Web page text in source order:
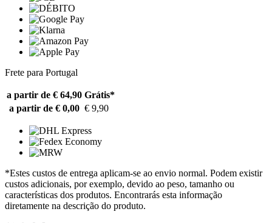
Frete para Portugal
a partir de € 64,90 Grátis*
a partir de € 0,00 € 9,90
*Estes custos de entrega aplicam-se ao envio normal. Podem existir
custos adicionais, por exemplo, devido ao peso, tamanho ou
características dos produtos. Encontrarás esta informação
diretamente na descrição do produto.